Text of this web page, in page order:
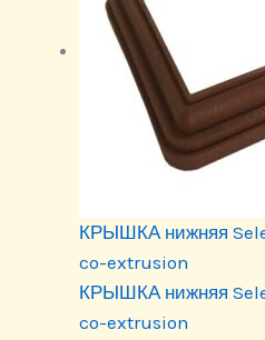
КРЫШКА нижняя
co-extrusion
КРЫШКА нижняя
co-extrusion